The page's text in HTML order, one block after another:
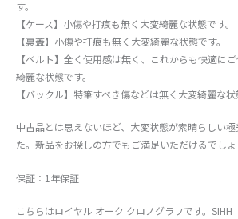
す。
【ケース】小傷や打痕も無く大変綺麗な状態です。
【裏蓋】小傷や打痕も無く大変綺麗な状態です。
【ベルト】全く使用感は無く、これからも快適に
綺麗な状態です。
【バックル】特筆すべき傷などは無く大変綺麗な状
中古品とは思えないほど、大変状態が素晴らしい
た。新品をお探しの方でもご満足いただけるでしょ
保証：1年保証
こちらはロイヤル オーク クロノグラフです。SIHH